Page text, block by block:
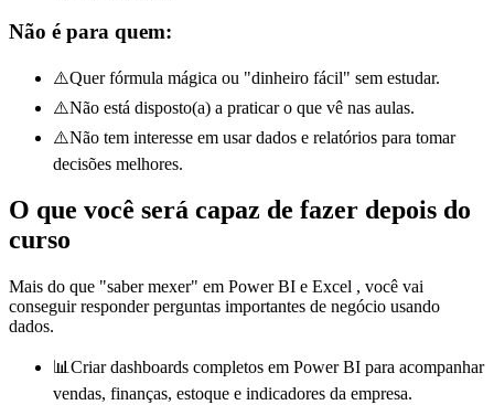
Não é para quem:
⚠️Quer fórmula mágica ou "dinheiro fácil" sem estudar.
⚠️Não está disposto(a) a praticar o que vê nas aulas.
⚠️Não tem interesse em usar dados e relatórios para tomar
decisões melhores.
O que você será capaz de fazer depois do
curso
Mais do que "saber mexer" em Power BI e Excel , você vai
conseguir responder perguntas importantes de negócio usando
dados.
📊 Criar dashboards completos em Power BI para acompanhar
vendas, finanças, estoque e indicadores da empresa.